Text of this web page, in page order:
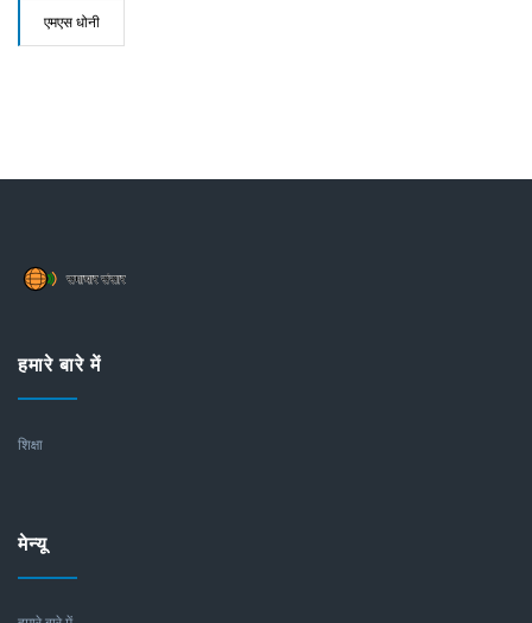
एमएस धोनी
हमारे बारे में
शिक्षा
मेन्यू